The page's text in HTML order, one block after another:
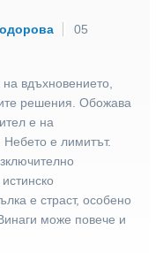
05
вдъхновението,
решения. Обожава
е на
Небето е лимитът.
е страст, особено
може повече и